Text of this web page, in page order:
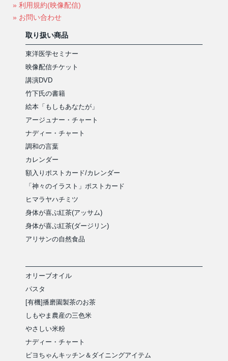
» 利用規約(映像配信)
» お問い合わせ
取り扱い商品
東洋医学セミナー
映像配信チケット
講演DVD
竹下氏の書籍
絵本「もしもあなたが」
アージュナー・チャート
ナディー・チャート
調和の言葉
カレンダー
額入りポストカード/カレンダー
「神々のイラスト」ポストカード
ヒマラヤハチミツ
身体が喜ぶ紅茶(アッサム)
身体が喜ぶ紅茶(ダージリン)
アリサンの自然食品
オリーブオイル
パスタ
[有機]播磨園製茶のお茶
しもやま農産の三色米
やさしい米粉
ナディー・チャート
ピヨちゃんキッチン＆ダイニングアイテム